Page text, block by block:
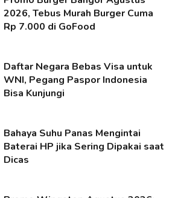
2026, Tebus Murah Burger Cuma
Rp 7.000 di GoFood
Daftar Negara Bebas Visa untuk
WNI, Pegang Paspor Indonesia
Bisa Kunjungi
Bahaya Suhu Panas Mengintai
Baterai HP jika Sering Dipakai saat
Dicas